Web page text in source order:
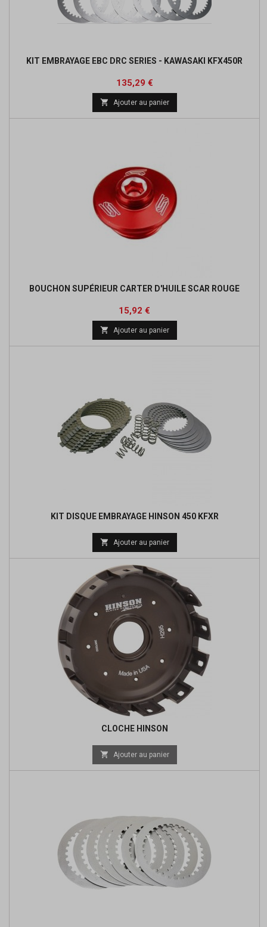
KIT EMBRAYAGE EBC DRC SERIES - KAWASAKI KFX450R
Prix
135,29 €Prix
de
base
 Ajouter au panier
BOUCHON SUPÉRIEUR CARTER D'HUILE SCAR ROUGE
Prix
15,92 €
base
 Ajouter au panier
KIT DISQUE EMBRAYAGE HINSON 450 KFXR
de
base
 Ajouter au panier
CLOCHE HINSON
de
 Ajouter au panier